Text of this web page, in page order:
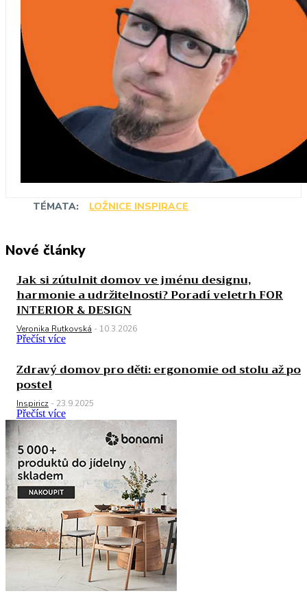
TÉMATA: LOŽNICE INSPIRACE
Nové články
Jak si zútulnit domov ve jménu designu,
harmonie a udržitelnosti? Poradí veletrh FOR
INTERIOR & DESIGN
Veronika Rutkovská - 10.3.2026
Přečíst více
Zdravý domov pro děti: ergonomie od stolu až po
postel
Inspiricz - 23.9.2025
Přečíst více